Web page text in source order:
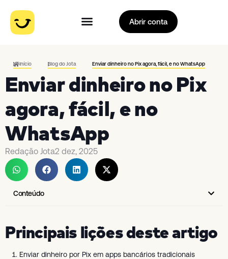
Abrir conta
Início Blog do Jota Enviar dinheiro no Pix agora, fácil, e no WhatsApp
Enviar dinheiro no Pix
agora, fácil, e no
WhatsApp
Redação Jota2 dez, 2025
Conteúdo
Principais lições deste artigo
Enviar dinheiro por Pix em apps bancários tradicionais